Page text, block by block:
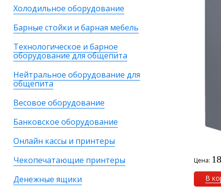
Холодильное оборудование
Барные стойки и барная мебель
Технологическое и барное
оборудование для общепита
Нейтральное оборудование для
общепита
Весовое оборудование
Банковское оборудование
Онлайн кассы и принтеры
Чекопечатающие принтеры
Денежные ящики
Цена:
В